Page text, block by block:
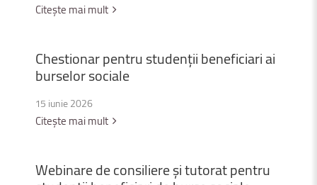
Citește mai mult
Chestionarpentrustudențiibeneficiariai
burselorsociale
15 iunie 2026
Citește mai mult
Webinaredeconsiliereșitutoratpentru